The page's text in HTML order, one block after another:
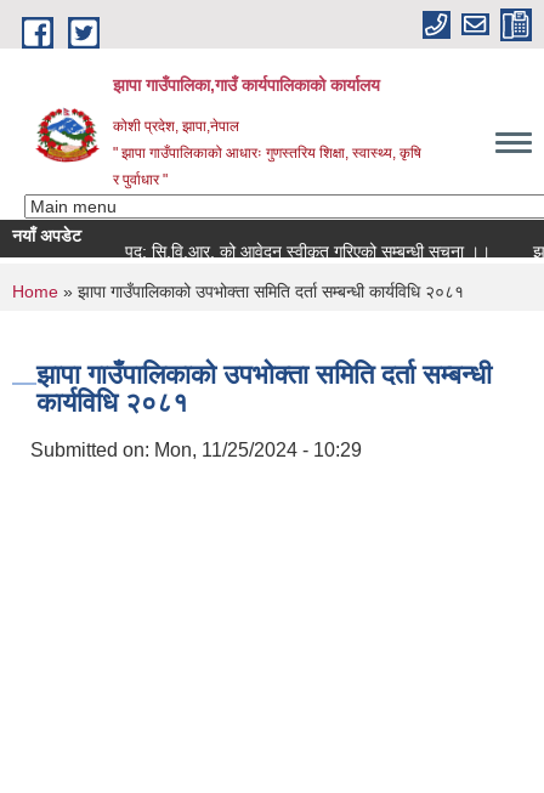
Skip to main content
झापा गाउँपालिका,गाउँ कार्यपालिकाको कार्यालय
कोशी प्रदेश, झापा,नेपाल
" झापा गाउँपालिकाको आधारः गुणस्तरिय शिक्षा, स्वास्थ्य, कृषि
र पुर्वाधार "
नयाँ अपडेट
पद: सि.वि.आर. को आवेदन स्वीकृत गरिएको सम्बन्धी सूचना ।।
You are here
Home » झापा गाउँपालिकाको उपभोक्ता समिति दर्ता सम्बन्धी कार्यविधि २०८१
झापा गाउँपालिकाको उपभोक्ता समिति दर्ता सम्बन्धी
कार्यविधि २०८१
Submitted on: Mon, 11/25/2024 - 10:29